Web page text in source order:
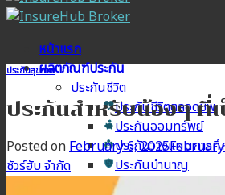
หน้าแรก
ผลิตภัณฑ์ประกัน
ประกันชีวิต
ประกันชีวิตตลอดชีพ
ประกันออมทรัพย์
ประกันวางแผนการ
ประกันบำนาญ
ประกันสุขภาพ
ประกันสุขภาพ
ประกันสำหรับน้องๆ ที่
Posted onFebruary 6, 2025
ชัวร์ฮับ จำกัด